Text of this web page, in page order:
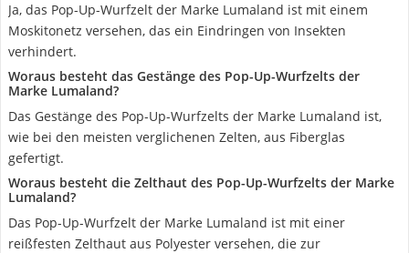
Ja, das Pop-Up-Wurfzelt der Marke Lumaland ist mit einem
Moskitonetz versehen, das ein Eindringen von Insekten
verhindert.
Woraus besteht das Gestänge des Pop-Up-Wurfzelts der
Marke Lumaland?
Das Gestänge des Pop-Up-Wurfzelts der Marke Lumaland ist,
wie bei den meisten verglichenen Zelten, aus Fiberglas
gefertigt.
Woraus besteht die Zelthaut des Pop-Up-Wurfzelts der Marke
Lumaland?
Das Pop-Up-Wurfzelt der Marke Lumaland ist mit einer
reißfesten Zelthaut aus Polyester versehen, die zur